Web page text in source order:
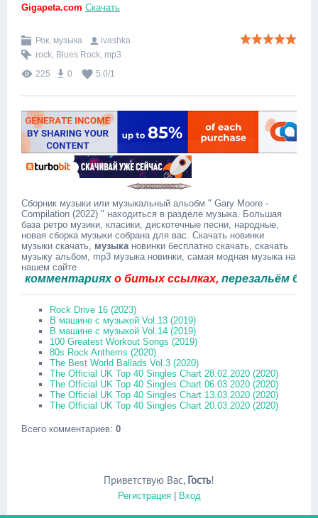
Gigapeta.com Скачать
Рок, музыка
ivashka
rock, Blues Rock, mp3
225
0 5.0/1
Сборник музыки или музыкальный альобм " Gary Moore -
Compilation (2022) " находиться в разделе музыка. Большая
база ретро музики, класики, дискотечные песни, народные,
новая сборка музыки собрана для вас. Скачать новинки
музыки скачать, музыкановинки бесплатно скачать, скачать
музыку альбом, mp3 музыка новинки, самая модная музыка на
нашем сайте
о битых ссылках,перезальём быстро.
Rock Drive 16 (2023)
В машине с музыкой Vol.13 (2019)
В машине с музыкой Vol.14 (2019)
100 Greatest Workout Songs (2019)
80s Rock Anthems (2020)
The Best World Ballads Vol.3 (2020)
The Official UK Top 40 Singles Chart 28.02.2020 (2020)
The Official UK Top 40 Singles Chart 06.03.2020 (2020)
The Official UK Top 40 Singles Chart 13.03.2020 (2020)
The Official UK Top 40 Singles Chart 20.03.2020 (2020)
Всего комментариев: 0
Приветствую Вас, Гость!
Регистрация| Вход